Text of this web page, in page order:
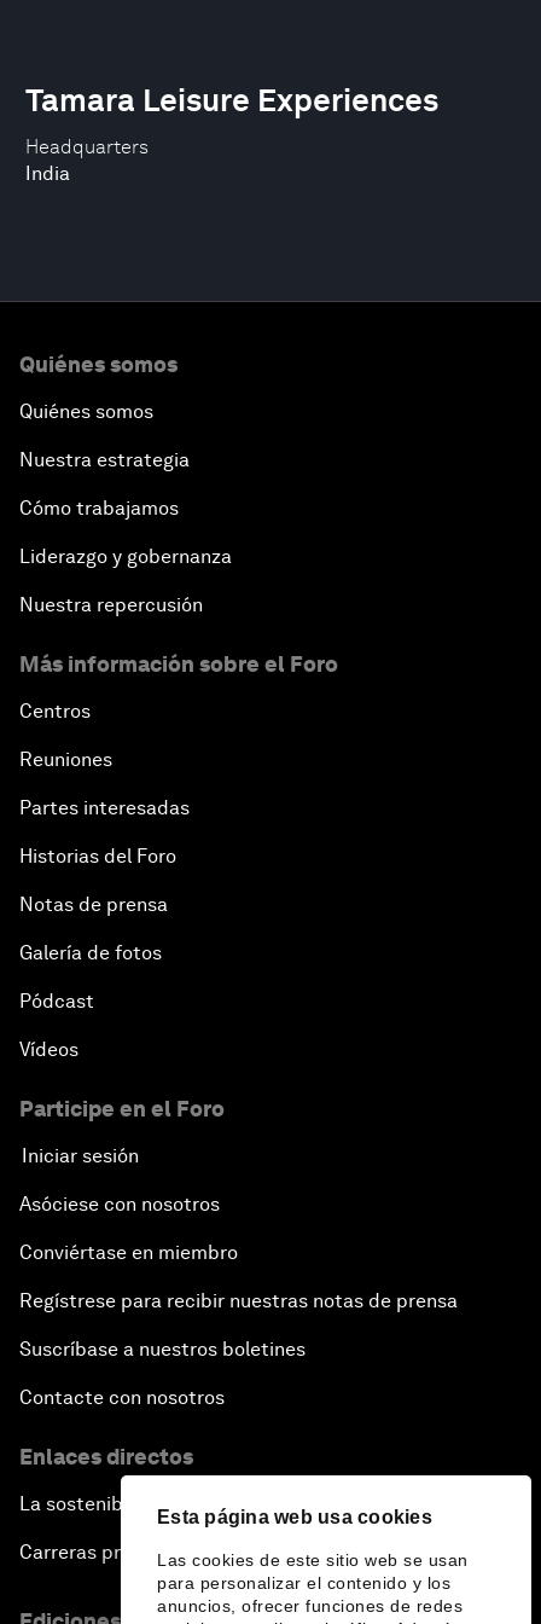
Esta página web usa cookies
Las cookies de este sitio web se usan
para personalizar el contenido y los
anuncios, ofrecer funciones de redes
Headquarters
India
Tamara Leisure Experiences
Quiénes somos
Quiénes somos
Nuestra estrategia
Cómo trabajamos
Liderazgo y gobernanza
Nuestra repercusión
Más información sobre el Foro
Centros
Reuniones
Partes interesadas
Historias del Foro
Notas de prensa
Galería de fotos
Pódcast
Vídeos
Participe en el Foro
Iniciar sesión
Asóciese con nosotros
Conviértase en miembro
Regístrese para recibir nuestras notas de prensa
Suscríbase a nuestros boletines
Contacte con nosotros
Enlaces directos
La sostenibilidad en el Foro
Carreras profesionales